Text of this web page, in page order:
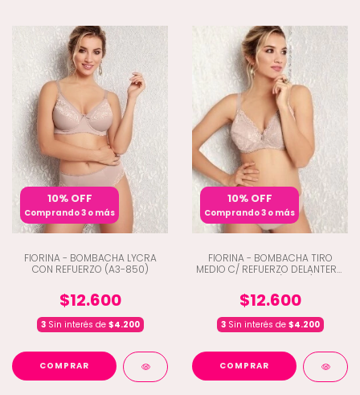
10% OFF
Comprando 3 o más
FIORINA - BOMBACHA LYCRA
CON REFUERZO (A3-850)
$12.600
3Sin interés de $4.200
COMPRAR
10% OFF
Comprando 3 o más
FIORINA - BOMBACHA TIRO
MEDIO C/ REFUERZO DELANTERO
$12.600
3Sin interés de $4.200
COMPRAR